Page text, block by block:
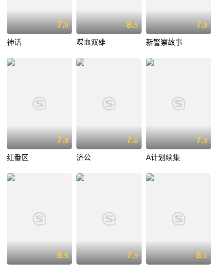
7.0
神话
8.5
喋血双雄
7.9
新警察故事
7.8
红番区
7.6
济公
7.9
A计划续集
8.5 7.9 8.1